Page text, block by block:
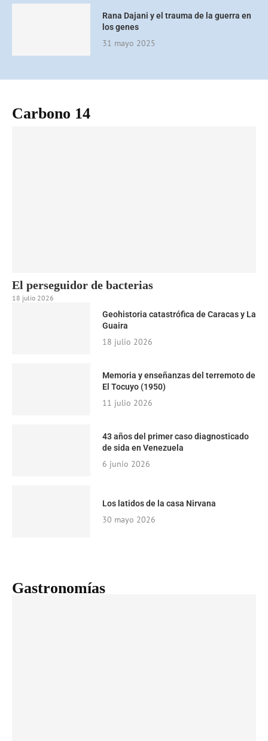
Rana Dajani y el trauma de la guerra en
los genes
31 mayo 2025
Carbono 14
El perseguidor de bacterias
18 julio 2026
Geohistoria catastrófica de Caracas y La
Guaira
18 julio 2026
Memoria y enseñanzas del terremoto de
El Tocuyo (1950)
11 julio 2026
43 años del primer caso diagnosticado
de sida en Venezuela
6 junio 2026
Los latidos de la casa Nirvana
30 mayo 2026
Gastronomías